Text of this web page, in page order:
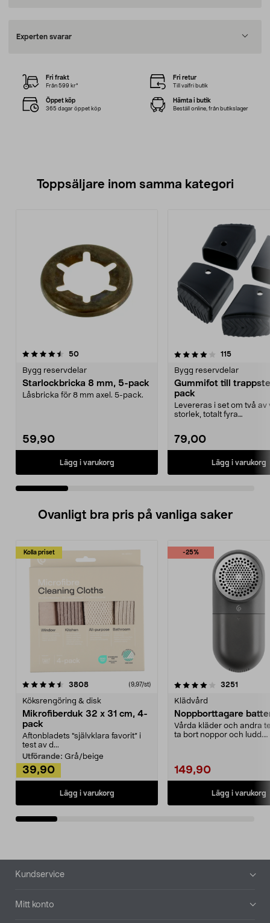
Experten svarar
Fri frakt
Från 599 kr*
Fri retur
Till valfri butik
Öppet köp
365 dagar öppet köp
Hämta i butik
Beställ online, från butikslager
Toppsäljare inom samma kategori
50recensioner
Bygg reservdelar
Starlockbricka 8 mm, 5-pack
Låsbricka för 8 mm axel. 5-pack.
59,90
Lägg i varukorg
4.0 av 5 stjärnor 115
Bygg reservdelar
Gummifot till
pack
Levereras i set om två av
storlek, totalt fyra
79,00
Lägg i varukorg
4.5 av 5 stjärnor
Ovanligt bra pris på vanliga saker
Kolla priset
3808recensioner (9,97/st)
Köksrengöring & disk
Mikrofiberduk 32 x 31 cm, 4-
pack
Aftonbladets "självklara favorit” i
test av d...
Utförande: Grå/beige
39,90
Lägg i varukorg
-25%
4.0av 5 stjärnor 3251
Klädvård
Noppborttagare
Vårda kläder och andra
ta bort noppor och ludd.
149,90
Lägg i varukorg
4.5av 5 stjärnor
Sidfot
Kundservice
Mitt konto